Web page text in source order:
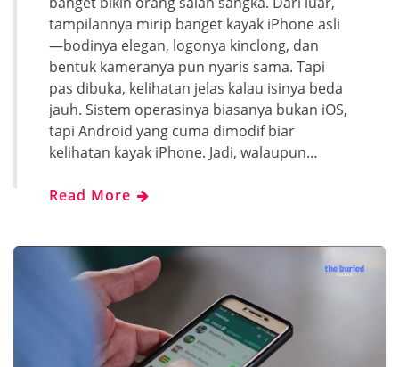
tampilannya mirip banget kayak iPhone asli
—bodinya elegan, logonya kinclong, dan
bentuk kameranya pun nyaris sama. Tapi
pas dibuka, kelihatan jelas kalau isinya beda
jauh. Sistem operasinya biasanya bukan iOS,
tapi Android yang cuma dimodif biar
kelihatan kayak iPhone. Jadi, walaupun…
Read More